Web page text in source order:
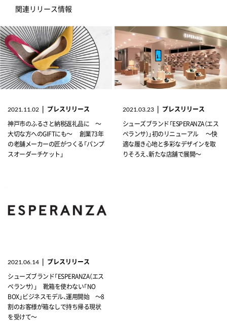
関連リリース情報
2021.11.02 | プレスリリース
神戸市のふるさと納税返礼品に ～
大切な方へのGIFTにも～ 創業73年
の老舗メーカーの匠がつくる「パンプ
スオーダーチケット」
2021.03.23 | プレスリリース
シューズブランド「ESPERANZA（エス
ペランサ）」初のリニューアル ～快
適な履き心地と多彩なデザインを取
りそろえ、新たな店舗で展開～
2021.06.14 | プレスリリース
シューズブランド「ESPERANZA（エス
ペランサ）」 靴箱を使わない「NO
BOX」ビジネスモデル、運用開始 ～8
割のお客様が箱なしで持ち帰る現状
を受けて～